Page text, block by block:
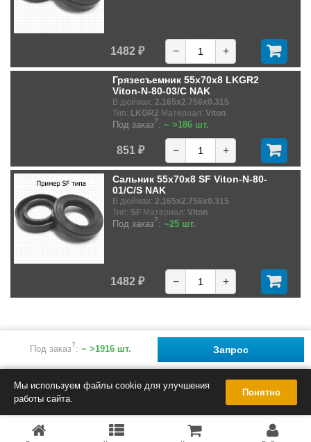
Под заказ?: ~ >1916 шт. Запрос
1482 ₽ − +
Грязесъемник 55x70x8 LKGR2
Viton-N-80-03/C NAK
В дюймах: 2.165x2.756x0.315
Тип: LKGR2 Материал: Viton
Под заказ?: ~ >186 шт.
851 ₽ − +
Сальник 55x70x8 SF Viton-N-80-
01/C/S NAK
В дюймах: 2.165x2.756x0.315
Тип: SF Материал: Viton
Под заказ?: ~25 шт.
1482 ₽ − +
Мы используем файлы cookie для улучшения
работы сайта.
Понятно